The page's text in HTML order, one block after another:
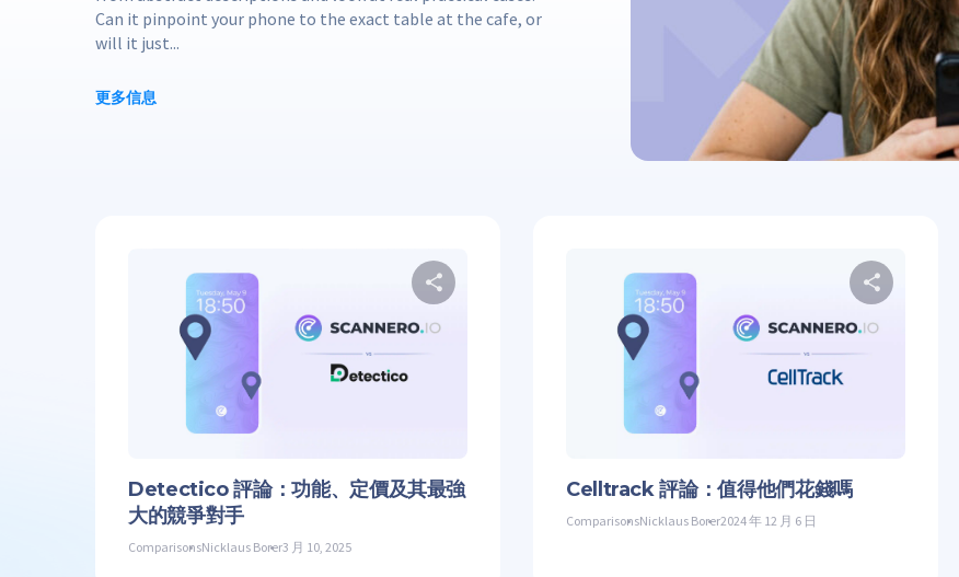
Can it pinpoint your phone to the exact table at the cafe, or
will it just...
更多信息
分享这篇文章
Detectico 評論：功能、定價及其最強
大的競爭對手
ComparisonsNicklaus Borer3 月 10, 2025
Celltrack 評論：值得他們花錢嗎
ComparisonsNicklaus Borer2024 年 12 月 6 日